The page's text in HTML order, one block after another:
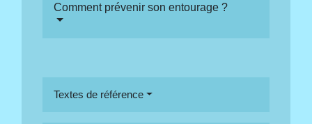
Comment prévenir son entourage ?
Textes de référence